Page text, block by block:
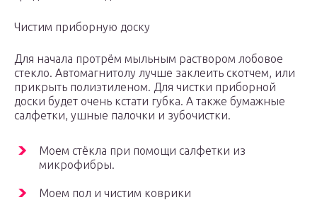
Чистим приборную доску
Для начала протрём мыльным раствором лобовое
стекло. Автомагнитолу лучше заклеить скотчем, или
прикрыть полиэтиленом. Для чистки приборной
доски будет очень кстати губка. А также бумажные
салфетки, ушные палочки и зубочистки.
Моем стёкла при помощи салфетки из
микрофибры.
Моем пол и чистим коврики